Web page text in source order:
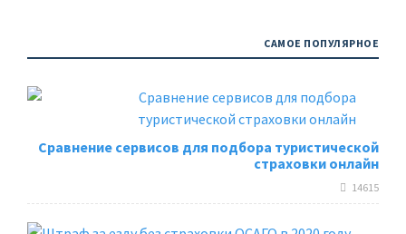
САМОЕ ПОПУЛЯРНОЕ
Сравнение сервисов для подбора туристической
страховки онлайн
14615